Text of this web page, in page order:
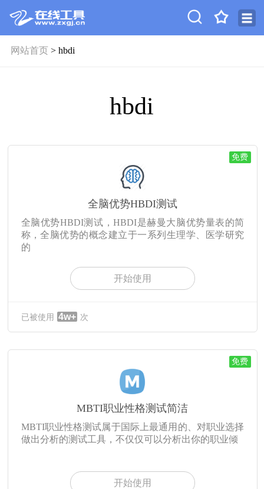
网站首页> hbdi
hbdi
免费
全脑优势HBDI测试
全脑优势HBDI测试，HBDI是赫曼大脑优势量表的简
称，全脑优势的概念建立于一系列生理学、医学研究
的
开始使用
已被使用 4w+ 次
免费
MBTI职业性格测试简洁
MBTI职业性格测试属于国际上最通用的、对职业选择
做出分析的测试工具，不仅仅可以分析出你的职业倾
开始使用